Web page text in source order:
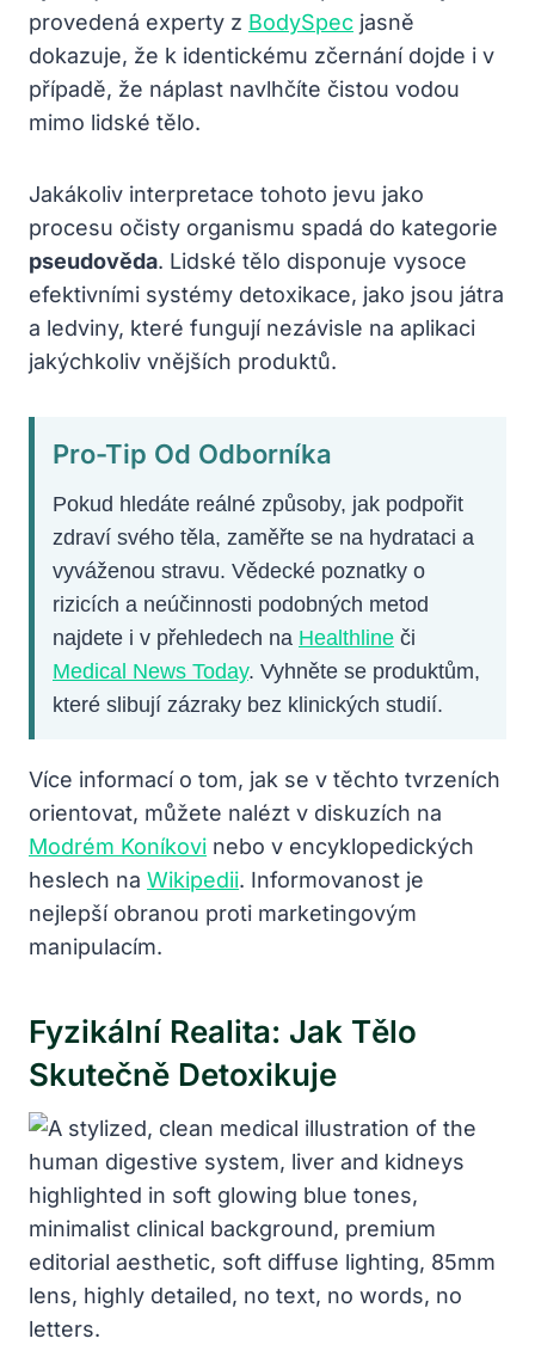
provedená experty z BodySpec jasně
dokazuje, že k identickému zčernání dojde i v
případě, že náplast navlhčíte čistou vodou
mimo lidské tělo.
Jakákoliv interpretace tohoto jevu jako
procesu očisty organismu spadá do kategorie
pseudověda. Lidské tělo disponuje vysoce
efektivními systémy detoxikace, jako jsou játra
a ledviny, které fungují nezávisle na aplikaci
jakýchkoliv vnějších produktů.
Pro-Tip Od Odborníka
Pokud hledáte reálné způsoby, jak podpořit
zdraví svého těla, zaměřte se na hydrataci a
vyváženou stravu. Vědecké poznatky o
rizicích a neúčinnosti podobných metod
najdete i v přehledech na Healthline či
Medical News Today. Vyhněte se produktům,
které slibují zázraky bez klinických studií.
Více informací o tom, jak se v těchto tvrzeních
orientovat, můžete nalézt v diskuzích na
Modrém Koníkovi nebo v encyklopedických
heslech na Wikipedii. Informovanost je
nejlepší obranou proti marketingovým
manipulacím.
Fyzikální Realita: Jak Tělo
Skutečně Detoxikuje